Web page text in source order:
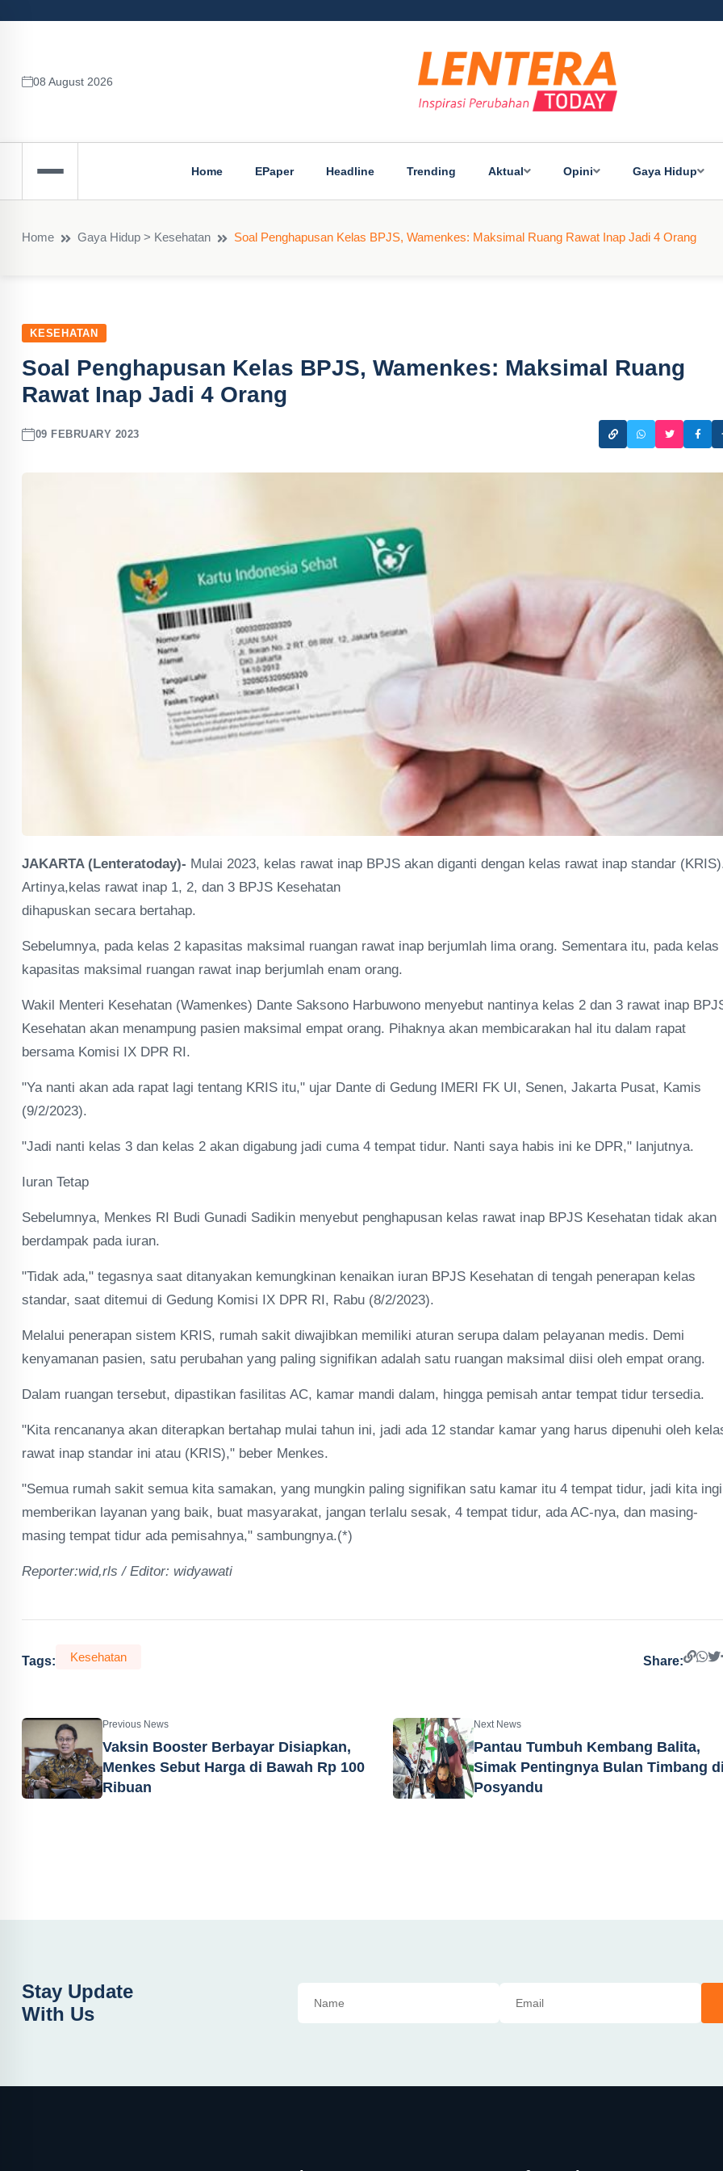
08 August 2026
Home EPaper Headline Trending Aktual Opini Gaya Hidup
Home Gaya Hidup > Kesehatan Soal Penghapusan Kelas BPJS, Wamenkes: Maksimal Ruang Rawat Inap Jadi 4 Orang
KESEHATAN
Soal Penghapusan Kelas BPJS, Wamenkes: Maksimal Ruang
Rawat Inap Jadi 4 Orang
09 FEBRUARY 2023
JAKARTA (Lenteratoday)- Mulai 2023, kelas rawat inap BPJS akan diganti dengan kelas rawat inap standar
Artinya,kelas rawat inap 1, 2, dan 3 BPJS Kesehatan
dihapuskan secara bertahap.
Sebelumnya, pada kelas 2 kapasitas maksimal ruangan rawat inap berjumlah lima orang. Sementara itu, pada kelas
kapasitas maksimal ruangan rawat inap berjumlah enam orang.
Wakil Menteri Kesehatan (Wamenkes) Dante Saksono Harbuwono menyebut nantinya kelas 2 dan 3 rawat inap
Kesehatan akan menampung pasien maksimal empat orang. Pihaknya akan membicarakan hal itu dalam rapat
bersama Komisi IX DPR RI.
"Ya nanti akan ada rapat lagi tentang KRIS itu," ujar Dante di Gedung IMERI FK UI, Senen, Jakarta Pusat, Kamis
(9/2/2023).
"Jadi nanti kelas 3 dan kelas 2 akan digabung jadi cuma 4 tempat tidur. Nanti saya habis ini ke DPR," lanjutnya.
Iuran Tetap
Sebelumnya, Menkes RI Budi Gunadi Sadikin menyebut penghapusan kelas rawat inap BPJS Kesehatan tidak akan
berdampak pada iuran.
"Tidak ada," tegasnya saat ditanyakan kemungkinan kenaikan iuran BPJS Kesehatan di tengah penerapan kelas
standar, saat ditemui di Gedung Komisi IX DPR RI, Rabu (8/2/2023).
Melalui penerapan sistem KRIS, rumah sakit diwajibkan memiliki aturan serupa dalam pelayanan medis. Demi
kenyamanan pasien, satu perubahan yang paling signifikan adalah satu ruangan maksimal diisi oleh empat orang.
Dalam ruangan tersebut, dipastikan fasilitas AC, kamar mandi dalam, hingga pemisah antar tempat tidur tersedia.
"Kita rencananya akan diterapkan bertahap mulai tahun ini, jadi ada 12 standar kamar yang harus dipenuhi oleh
rawat inap standar ini atau (KRIS)," beber Menkes.
"Semua rumah sakit semua kita samakan, yang mungkin paling signifikan satu kamar itu 4 tempat tidur, jadi kita
memberikan layanan yang baik, buat masyarakat, jangan terlalu sesak, 4 tempat tidur, ada AC-nya, dan masing-
masing tempat tidur ada pemisahnya," sambungnya.(*)
Reporter:wid,rls / Editor: widyawati
Tags: Kesehatan Share:
Previous News
Vaksin Booster Berbayar Disiapkan,
Menkes Sebut Harga di Bawah Rp 100
Ribuan
Next News
Pantau Tumbuh Kembang Balita,
Simak Pentingnya Bulan Timbang
Posyandu
Stay Update
With Us